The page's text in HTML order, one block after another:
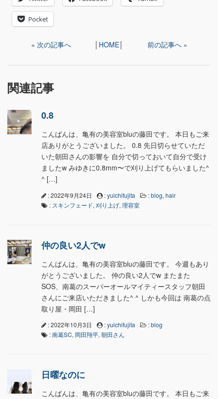
Pocket
« 次の記事へ HOME 前の記事へ »
関連記事
0.8
こんばんは、亀有の美容室bluの藤田です。 本日もご来
店ありがとうございました。 0.8 先日切らせていただ
いた朝田さんの影響を 自分で切っておいて自分で受け
ましたw みゆきに0.8mm〜で刈り上げてもらいました^
^ […]
: 2022年9月24日 :yuichifujita :blog, hair
: スキンフェード, 刈り上げ, 理容室
仲の良い2人でw
こんばんは、亀有の美容室bluの藤田です。 今週もあり
がとうございました。 仲の良い2人でw またまた
SOS、南葛のスーパーオールマイティースタッフ朝田
さんにご来店いただきました^ ^ しかも今回は 南葛の点
取り屋・岡田 […]
: 2022年10月3日 :yuichifujita :blog
:南葛SC, 岡田翔平, 朝田さん
日曜なのに
こんばんは、亀有の美容室bluの藤田です。 本日もご来